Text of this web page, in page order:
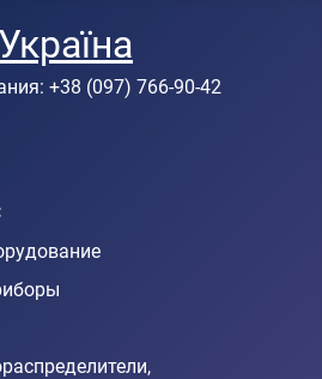
+38 (097) 766-90-42